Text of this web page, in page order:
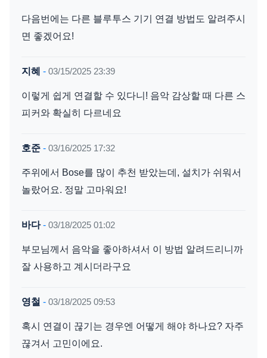
다음번에는 다른 블루투스 기기 연결 방법도 알려주시
면 좋겠어요!
지혜 - 03/15/2025 23:39
이렇게 쉽게 연결할 수 있다니! 음악 감상할 때 다른 스
피커와 확실히 다르네요
호준 - 03/16/2025 17:32
주위에서 Bose를 많이 추천 받았는데, 설치가 쉬워서
놀랐어요. 정말 고마워요!
바다- 03/18/2025 01:02
부모님께서 음악을 좋아하셔서 이 방법 알려드리니까
잘 사용하고 계시더라구요
영철 - 03/18/2025 09:53
혹시 연결이 끊기는 경우엔 어떻게 해야 하나요? 자주
끊겨서 고민이에요.